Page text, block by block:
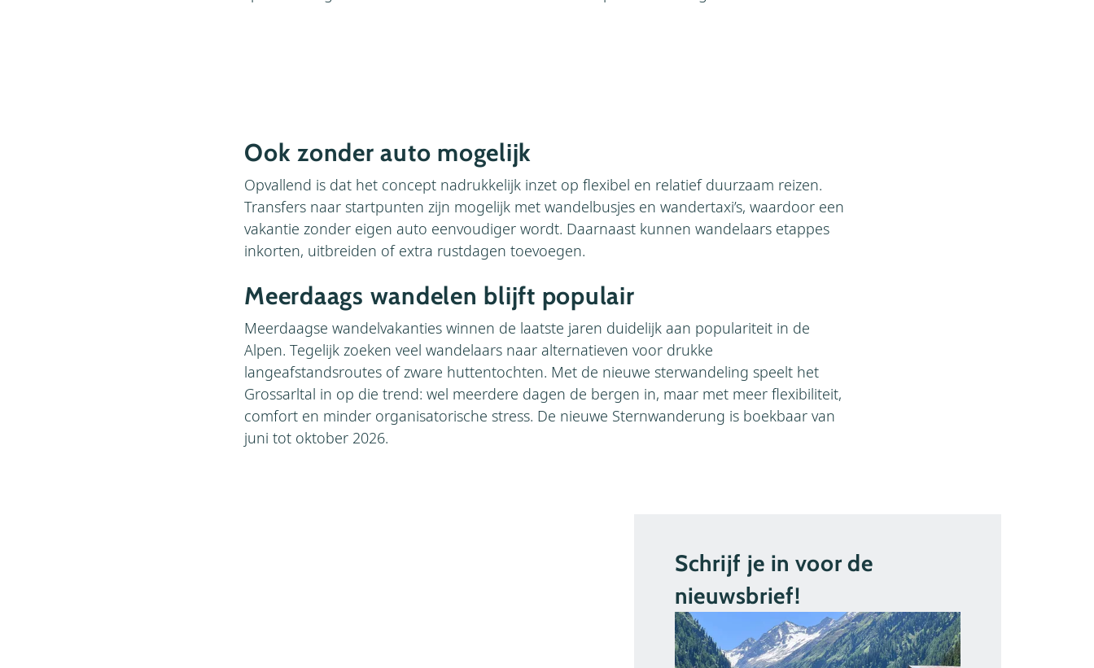
Ook zonder auto mogelijk
Opvallend is dat het concept nadrukkelijk inzet op flexibel en relatief duurzaam reizen.
Transfers naar startpunten zijn mogelijk met wandelbusjes en wandertaxi’s, waardoor een
vakantie zonder eigen auto eenvoudiger wordt. Daarnaast kunnen wandelaars etappes
inkorten, uitbreiden of extra rustdagen toevoegen.
Meerdaags wandelen blijft populair
Meerdaagse wandelvakanties winnen de laatste jaren duidelijk aan populariteit in de
Alpen. Tegelijk zoeken veel wandelaars naar alternatieven voor drukke
langeafstandsroutes of zware huttentochten. Met de nieuwe sterwandeling speelt het
Grossarltal in op die trend: wel meerdere dagen de bergen in, maar met meer flexibiliteit,
comfort en minder organisatorische stress. De nieuwe Sternwanderung is boekbaar van
juni tot oktober 2026.
Schrijf je in voor de
nieuwsbrief!